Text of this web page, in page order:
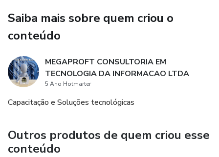
Saiba mais sobre quem criou o
conteúdo
MEGAPROFT CONSULTORIA EM
TECNOLOGIA DA INFORMACAO LTDA
5 Ano Hotmarter
Capacitação e Soluções tecnológicas
Outros produtos de quem criou esse
conteúdo